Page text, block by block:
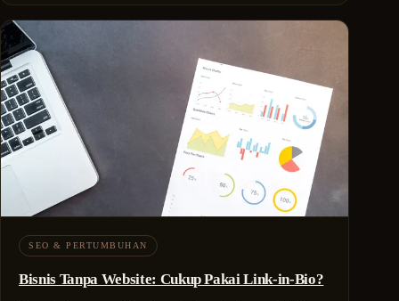
SEO & PERTUMBUHAN
Bisnis Tanpa Website: Cukup Pakai Link-in-Bio?